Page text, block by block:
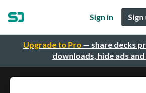
Upgrade to Pro — share decks
downloads, hide ads
Sign in